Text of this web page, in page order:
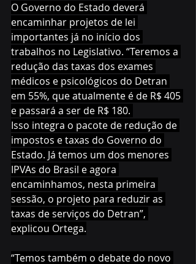
O Governo do Estado deverá
encaminhar projetos de lei
importantes já no início dos
trabalhos no Legislativo. “Teremos a
redução das taxas dos exames
médicos e psicológicos do Detran
em 55%, que atualmente é de R$ 405
e passará a ser de R$ 180.
Isso integra o pacote de redução de
impostos e taxas do Governo do
Estado. Já temos um dos menores
IPVAs do Brasil e agora
encaminhamos, nesta primeira
sessão, o projeto para reduzir as
taxas de serviços do Detran”,
explicou Ortega.
“Temos também o debate do novo